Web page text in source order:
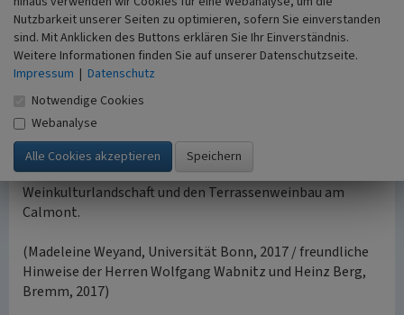
Mauerreste einesRömischen Bergheiligtums an höchster
Stelle des Berges wurden freigelegt und ein
Gallorömischer Umgangstempel wurde anhand von
Rekonstruktionen auf seinen Grundmauern wieder
aufgebaut. Die landschaftsprägende
wurde saniert und kann für Veranstaltungen genutzt
werden. Die Wechselwirkungen zwischen dem Weinbau
am Calmont und den kulturlandschaftlichen Elementen
war und bleibt maßgeblich für die Entwicklung der
Weinkulturlandschaft und den Terrassenweinbau am
Calmont.
(Madeleine Weyand, Universität Bonn, 2017 / freundliche
Hinweise der Herren Wolfgang Wabnitz und Heinz Berg,
Bremm, 2017)
Nutzbarkeit unserer Seiten zu optimieren, sofern Sie einverstanden
sind. Mit Anklicken des Buttons erklären Sie Ihr Einverständnis.
Weitere Informationen finden Sie auf unserer Datenschutzseite.
Impressum | Datenschutz
Notwendige Cookies
Webanalyse